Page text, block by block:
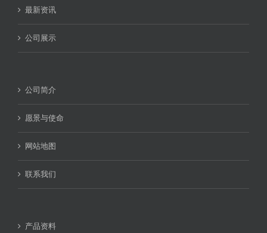
最新资讯
公司展示
公司简介
愿景与使命
网站地图
联系我们
产品资料